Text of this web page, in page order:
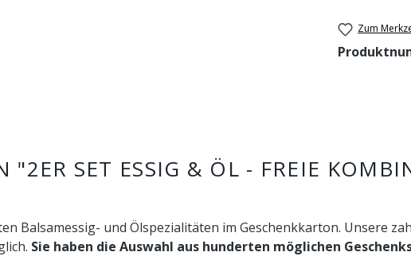
Zum
"2ER SET ESSIG & ÖL - FREIE
Balsamessig- und Ölspezialitäten im Geschenkkarton. Unsere
Sie haben die Auswahl aus hunderten möglichen